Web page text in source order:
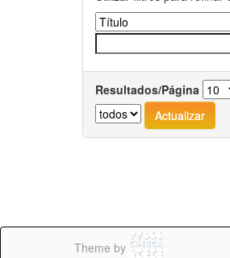
Resultados/Página
Theme by